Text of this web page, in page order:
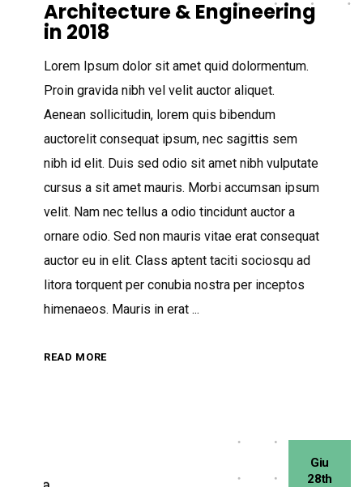
Architecture & Engineering
in 2018
Lorem Ipsum dolor sit amet quid dolormentum.
Proin gravida nibh vel velit auctor aliquet.
Aenean sollicitudin, lorem quis bibendum
auctorelit consequat ipsum, nec sagittis sem
nibh id elit. Duis sed odio sit amet nibh vulputate
cursus a sit amet mauris. Morbi accumsan ipsum
velit. Nam nec tellus a odio tincidunt auctor a
ornare odio. Sed non mauris vitae erat consequat
auctor eu in elit. Class aptent taciti sociosqu ad
litora torquent per conubia nostra per inceptos
himenaeos. Mauris in erat
READ MORE
Giu
28th